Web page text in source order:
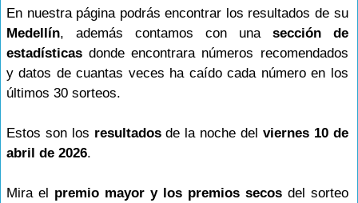
En nuestra página podrás encontrar los resultados de su
Medellín, además contamos con una sección de
estadísticas donde encontrara números recomendados
y datos de cuantas veces ha caído cada número en los
últimos 30 sorteos.
Estos son los resultadosde la noche del viernes 10 de
abril de 2026.
Mira el premio mayor y los premios secosdel sorteo